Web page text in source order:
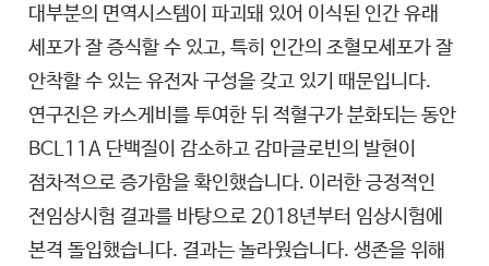
대부분의 면역시스템이 파괴돼 있어 이식된 인간 유래
세포가 잘 증식할 수 있고, 특히 인간의 조혈모세포가 잘
안착할 수 있는 유전자 구성을 갖고 있기 때문입니다.
연구진은 카스게비를 투여한 뒤 적혈구가 분화되는 동안
BCL11A 단백질이 감소하고 감마글로빈의 발현이
점차적으로 증가함을 확인했습니다. 이러한 긍정적인
전임상시험 결과를 바탕으로 2018년부터 임상시험에
본격 돌입했습니다. 결과는 놀라웠습니다. 생존을 위해